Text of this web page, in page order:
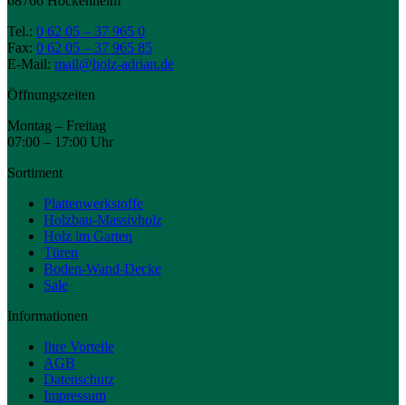
Tel.: 0 62 05 – 37 965 0
Fax: 0 62 05 – 37 965 85
E-Mail: mail@holz-adrian.de
Öffnungszeiten
Montag – Freitag
07:00 – 17:00 Uhr
Sortiment
Plattenwerkstoffe
Holzbau-Massivholz
Holz im Garten
Türen
Boden-Wand-Decke
Sale
Informationen
Ihre Vorteile
AGB
Datenschutz
Impressum